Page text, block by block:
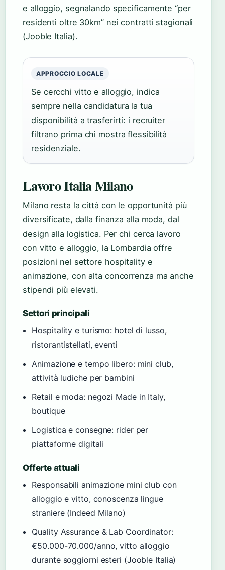
e alloggio, segnalando specificamente “per
residenti oltre 30km” nei contratti stagionali
(Jooble Italia).
APPROCCIO LOCALE
Se cercchi vitto e alloggio, indica
sempre nella candidatura la tua
disponibilità a trasferirti: i recruiter
filtrano prima chi mostra flessibilità
residenziale.
Lavoro Italia Milano
Milano resta la città con le opportunità più
diversificate, dalla finanza alla moda, dal
design alla logistica. Per chi cerca lavoro
con vitto e alloggio, la Lombardia offre
posizioni nel settore hospitality e
animazione, con alta concorrenza ma anche
stipendi più elevati.
Settori principali
Hospitality e turismo: hotel di lusso,
ristorantistellati, eventi
Animazione e tempo libero: mini club,
attività ludiche per bambini
Retail e moda: negozi Made in Italy,
boutique
Logistica e consegne: rider per
piattaforme digitali
Offerte attuali
Responsabili animazione mini club con
alloggio e vitto, conoscenza lingue
straniere (Indeed Milano)
Quality Assurance & Lab Coordinator:
€50.000-70.000/anno, vitto alloggio
durante soggiorni esteri (Jooble Italia)